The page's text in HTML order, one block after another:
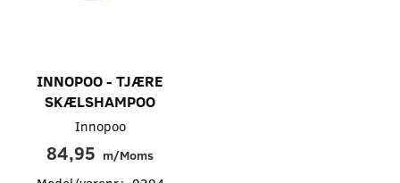
INNOPOO - TJÆRE
SKÆLSHAMPOO
Innopoo
84,95 m/Moms